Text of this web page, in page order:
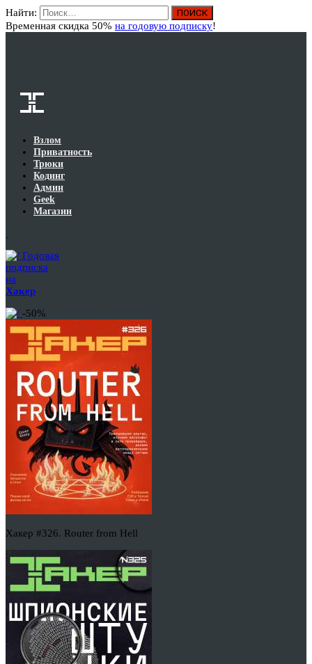
Найти:
Временная скидка 50% на годовую подписку!
Взлом
Приватность
Трюки
Кодинг
Админ
Geek
Магазин
Годовая
подписка
на
Хакер
-50%
Хакер #326. Router from Hell